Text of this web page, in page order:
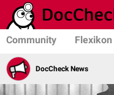
Community Flexikon
DocCheck News